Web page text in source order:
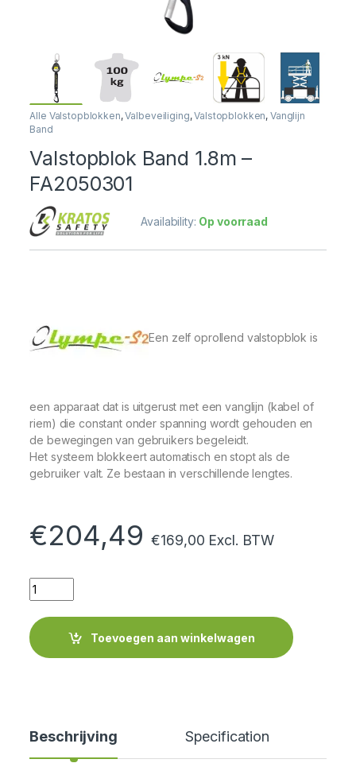
Alle Valstopblokken,Valbeveiliging,Valstopblokken,Vanglijn
Band
Valstopblok Band 1.8m –
FA2050301
Availability: Op voorraad
Een zelf oprollend valstopblok is
een apparaat dat is uitgerust met een vanglijn (kabel of
riem) die constant onder spanning wordt gehouden en
de bewegingen van gebruikers begeleidt.
Het systeem blokkeert automatisch en stopt als de
gebruiker valt. Ze bestaan ​​in verschillende lengtes.
€204,49 €169,00 Excl. BTW
Quantity
Toevoegen aan winkelwagen
Beschrijving Specification